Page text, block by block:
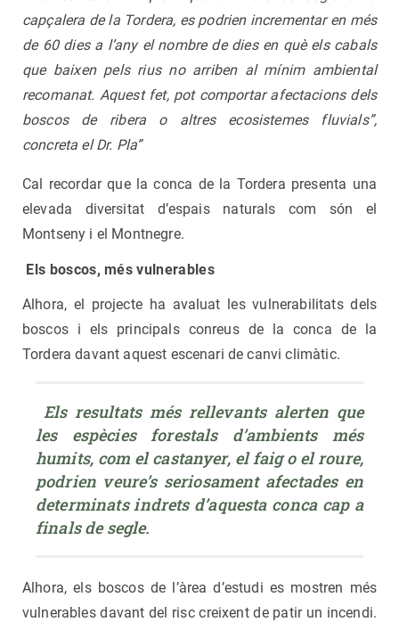
capçalera de la Tordera, es podrien incrementar en més
de 60 dies a l’any el nombre de dies en què els cabals
que baixen pels rius no arriben al mínim ambiental
recomanat. Aquest fet, pot comportar afectacions dels
boscos de ribera o altres ecosistemes fluvials”,
concreta el Dr. Pla”
Cal recordar que la conca de la Tordera presenta una
elevada diversitat d’espais naturals com són el
Montseny i el Montnegre.
Els boscos, més vulnerables
Alhora, el projecte ha avaluat les vulnerabilitats dels
boscos i els principals conreus de la conca de la
Tordera davant aquest escenari de canvi climàtic.
Els resultats més rellevants alerten que
les espècies forestals d’ambients més
humits, com el castanyer, el faig o el roure,
podrien veure’s seriosament afectades en
determinats indrets d’aquesta conca cap a
finals de segle.
Alhora, els boscos de l’àrea d’estudi es mostren més
vulnerables davant del risc creixent de patir un incendi.